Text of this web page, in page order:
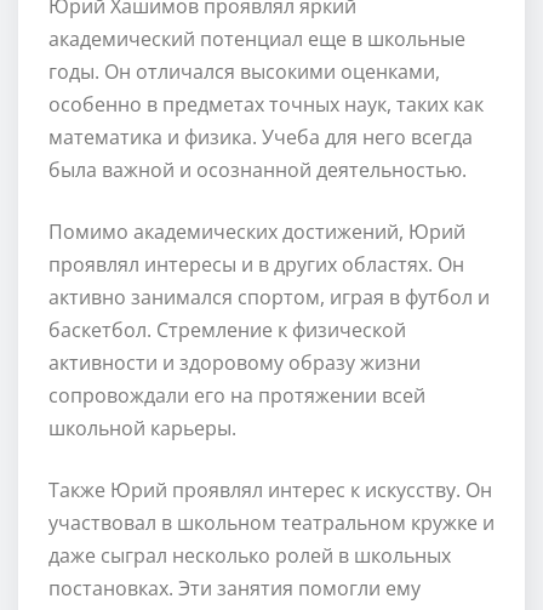
Юрий Хашимов проявлял яркий
академический потенциал еще в школьные
годы. Он отличался высокими оценками,
особенно в предметах точных наук, таких как
математика и физика. Учеба для него всегда
была важной и осознанной деятельностью.
Помимо академических достижений, Юрий
проявлял интересы и в других областях. Он
активно занимался спортом, играя в футбол и
баскетбол. Стремление к физической
активности и здоровому образу жизни
сопровождали его на протяжении всей
школьной карьеры.
Также Юрий проявлял интерес к искусству. Он
участвовал в школьном театральном кружке и
даже сыграл несколько ролей в школьных
постановках. Эти занятия помогли ему